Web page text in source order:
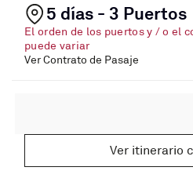
5 días - 3 Puertos
El orden de los puertos y / o el
puede variar
Ver Contrato de Pasaje
Ver itinerario